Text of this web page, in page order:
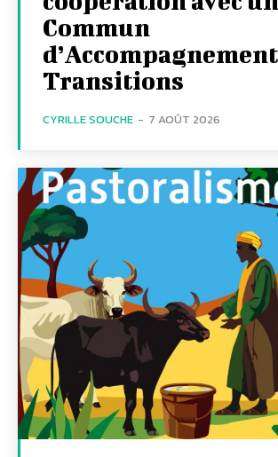
Commun
Transitions
CYRILLE SOUCHE - 7 AOÛT 2026